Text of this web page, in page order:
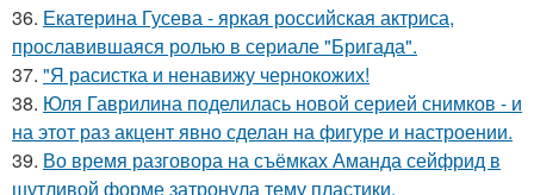
36. Екатерина Гусева - яркая российская актриса,
прославившаяся ролью в сериале "Бригада".
37. "Я расистка и ненавижу чернокожих!
38. Юля Гаврилина поделилась новой серией снимков - и
на этот раз акцент явно сделан на фигуре и настроении.
39. Во время разговора на съёмках Аманда сейфрид в
шутливой форме затронула тему пластики.